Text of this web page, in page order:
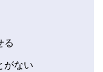
る
がない